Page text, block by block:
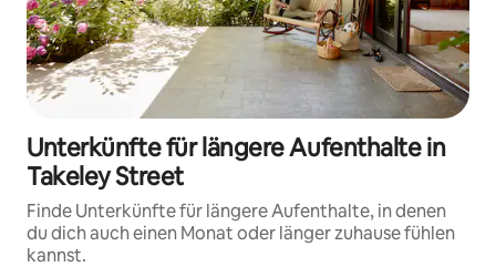
Unterkünfte für längere Aufenthalte in
Takeley Street
Finde Unterkünfte für längere Aufenthalte, in denen
du dich auch einen Monat oder länger zuhause fühlen
kannst.